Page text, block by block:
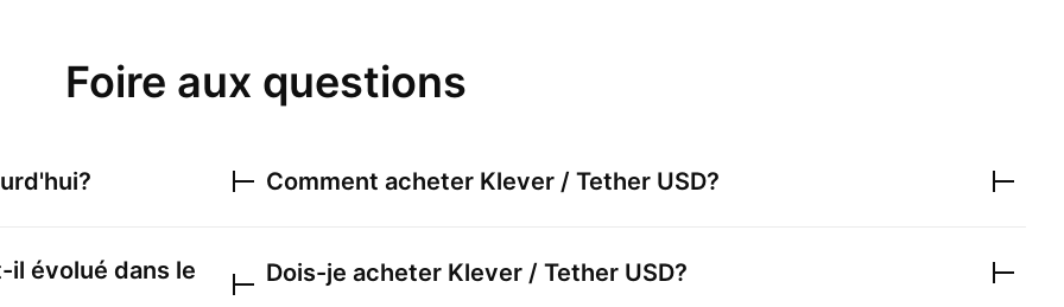
Foire aux questions
il évolué dans le
Comment acheter Klever / Tether USD?
Dois-je acheter Klever / Tether USD?